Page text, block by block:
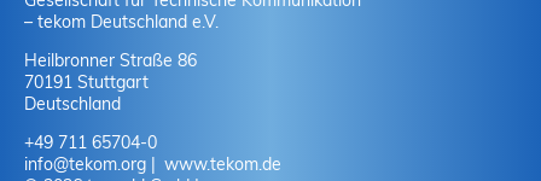
– tekom Deutschland e.V.
Heilbronner Straße 86
70191 Stuttgart
Deutschland
+49 711 65704-0
info@tekom.org
www.tekom.de